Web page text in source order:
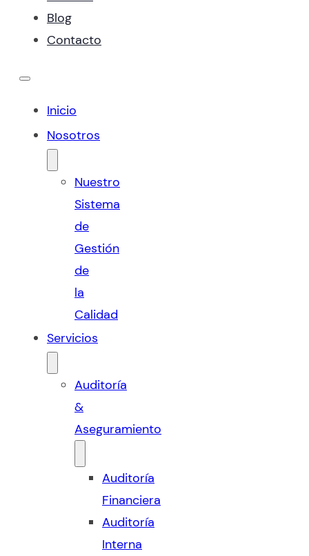
Blog
Contacto
Inicio
Nosotros
Nuestro
Sistema
de
Gestión
de
la
Calidad
Servicios
Auditoría
&
Aseguramiento
Auditoría
Financiera
Auditoría
Interna